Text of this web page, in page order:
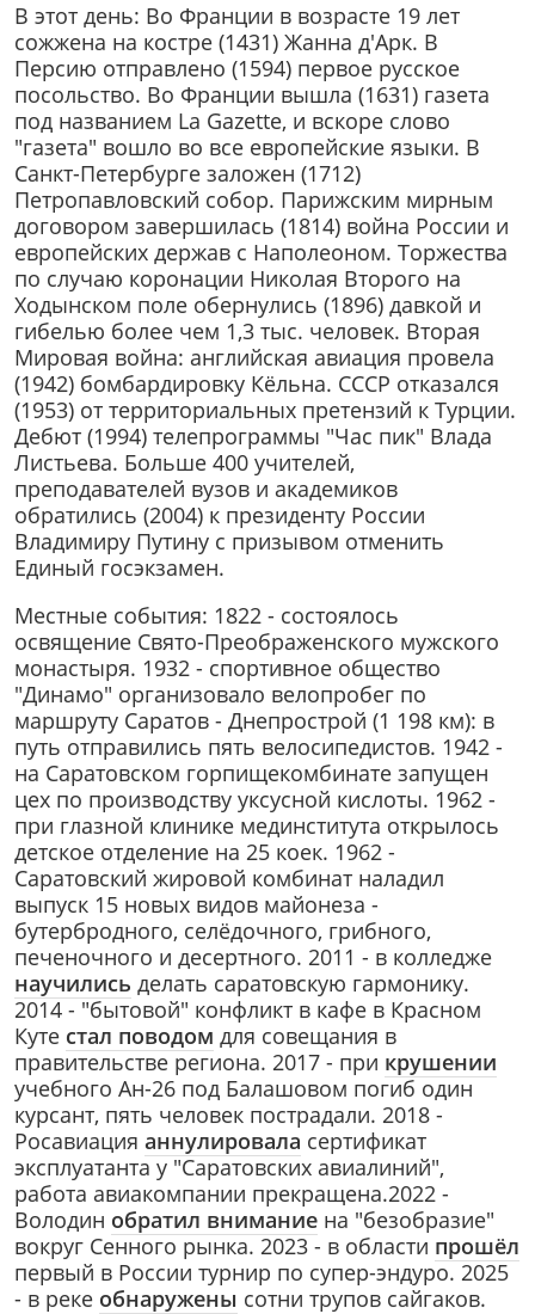
В этот день: Во Франции в возрасте 19 лет
сожжена на костре (1431) Жанна д'Арк. В
Персию отправлено (1594) первое русское
посольство. Во Франции вышла (1631) газета
под названием La Gazette, и вскоре слово
"газета" вошло во все европейские языки. В
Санкт-Петербурге заложен (1712)
Петропавловский собор. Парижским мирным
договором завершилась (1814) война России и
европейских держав с Наполеоном. Торжества
по случаю коронации Николая Второго на
Ходынском поле обернулись (1896) давкой и
гибелью более чем 1,3 тыс. человек. Вторая
Мировая война: английская авиация провела
(1942) бомбардировку Кёльна. СССР отказался
(1953) от территориальных претензий к Турции.
Дебют (1994) телепрограммы "Час пик" Влада
Листьева. Больше 400 учителей,
преподавателей вузов и академиков
обратились (2004) к президенту России
Владимиру Путину с призывом отменить
Единый госэкзамен.
Местные события: 1822 - состоялось
освящение Свято-Преображенского мужского
монастыря. 1932 - спортивное общество
"Динамо" организовало велопробег по
маршруту Саратов - Днепрострой (1 198 км): в
путь отправились пять велосипедистов. 1942 -
на Саратовском горпищекомбинате запущен
цех по производству уксусной кислоты. 1962 -
при глазной клинике мединститута открылось
детское отделение на 25 коек. 1962 -
Саратовский жировой комбинат наладил
выпуск 15 новых видов майонеза -
бутербродного, селёдочного, грибного,
печеночного и десертного. 2011 - в колледже
научились делать саратовскую гармонику.
2014 - "бытовой" конфликт в кафе в Красном
Куте стал поводом для совещания в
правительстве региона. 2017 - при крушении
учебного Ан-26 под Балашовом погиб один
курсант, пять человек пострадали. 2018 -
Росавиация аннулировала сертификат
эксплуатанта у "Саратовских авиалиний",
работа авиакомпании прекращена.2022 -
Володин обратил внимание на "безобразие"
вокруг Сенного рынка. 2023 - в области прошёл
первый в России турнир по супер-эндуро. 2025
- в реке обнаружены сотни трупов сайгаков.